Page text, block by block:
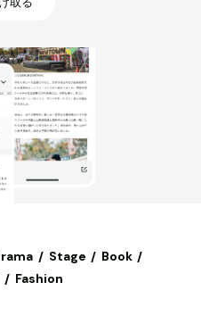
Stage
Book
Fashion